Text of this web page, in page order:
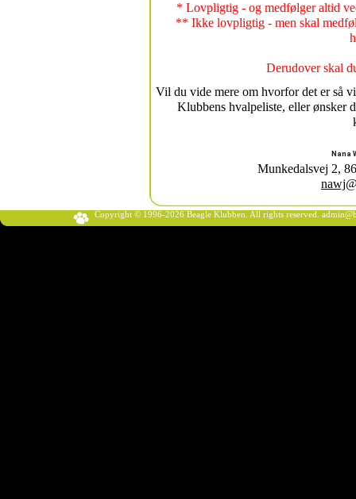
* Lovpligtig - og medfølger altid
** Ikke lovpligtig - men skal
Derudover skal
Vil du vide mere om hvorfor det er så
Klubbens hvalpeliste, eller ønsker
Nana
Munkedalsvej 2,
Copyright © 1996-2026 Beagle Klubben. All rights reserved.